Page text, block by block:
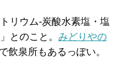
リウム-炭酸水素塩・塩
とのこと。 みどりやの
飲泉所もあるっぽい。